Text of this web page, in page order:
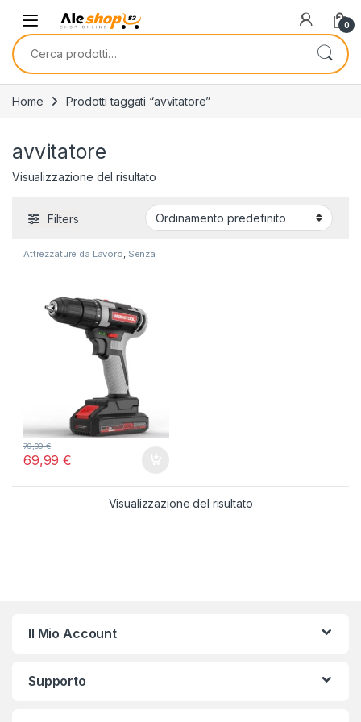
0
Cerca:
Home Prodotti taggati “avvitatore”
avvitatore
Visualizzazione del risultato
Filters
Attrezzature da Lavoro Senza
69,99€
79,99€
Visualizzazione del risultato
Il Mio Account
Supporto